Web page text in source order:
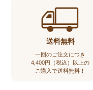
送料無料
一回のご注文につき
4,400円（税込）以上の
ご購入で送料無料！